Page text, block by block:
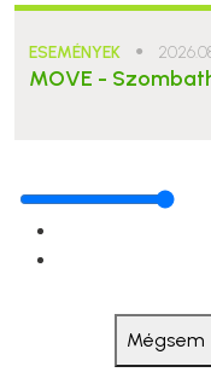
ESEMÉNYEK ●
MOVE -
Mégsem